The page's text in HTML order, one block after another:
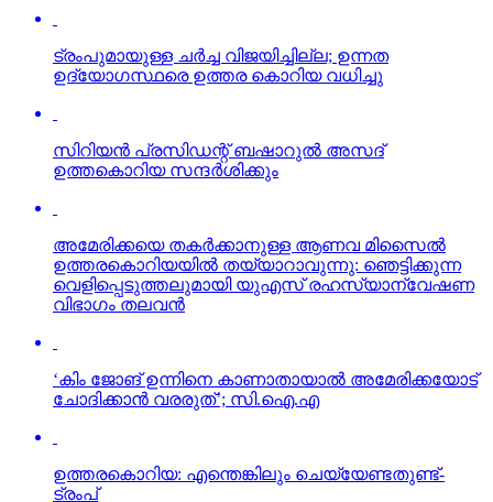
ട്രംപുമായുള്ള ചര്‍ച്ച വിജയിച്ചില്ല; ഉന്നത
ഉദ്യോഗസ്ഥരെ ഉത്തര കൊറിയ വധിച്ചു
സിറിയന്‍ പ്രസിഡന്റ് ബഷാറുല്‍ അസദ്
ഉത്തകൊറിയ സന്ദര്‍ശിക്കും
അമേരിക്കയെ തകര്‍ക്കാനുള്ള ആണവ മിസൈല്‍
ഉത്തരകൊറിയയില്‍ തയ്യാറാവുന്നു: ഞെട്ടിക്കുന്ന
വെളിപ്പെടുത്തലുമായി യുഎസ് രഹസ്യാന്വേഷണ
വിഭാഗം തലവന്‍
‘കിം ജോങ് ഉന്നിനെ കാണാതായാല്‍ അമേരിക്കയോട്
ചോദിക്കാന്‍ വരരുത്’; സി.ഐ.എ
ഉത്തരകൊറിയ: എന്തെങ്കിലും ചെയ്യേണ്ടതുണ്ട്-
ട്രംപ്